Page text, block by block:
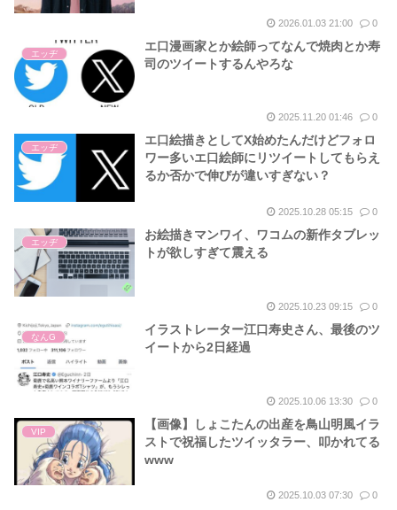
2026.01.03 21:00 0
エッヂ
エ口漫画家とか絵師ってなんで焼肉とか寿
司のツイートするんやろな
2025.11.20 01:46 0
エッヂ
エ口絵描きとしてX始めたんだけどフォロ
ワー多いエ口絵師にリツイートしてもらえ
るか否かで伸びが違いすぎない？
2025.10.28 05:15 0
エッヂ
お絵描きマンワイ、ワコムの新作タブレッ
トが欲しすぎて震える
2025.10.23 09:15 0
なんG
イラストレーター江口寿史さん、最後のツ
イートから2日経過
2025.10.06 13:30 0
VIP
【画像】しょこたんの出産を鳥山明風イラ
ストで祝福したツイッタラー、叩かれてる
www
2025.10.03 07:30 0